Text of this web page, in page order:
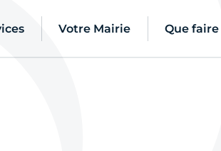
Votre Mairie Que faire